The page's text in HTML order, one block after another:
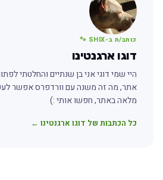
כותב/ת ב-SHIX 🐾
דוגו ארגנטינו
היי שמי דוגי אני בן שנתיים והחלטתי
אתר, מה זה משנה עם וורדפרס אפשר
מלאה באתר, חפשו אותי :)
כל הכתבות של דוגו ארגנטינו ←